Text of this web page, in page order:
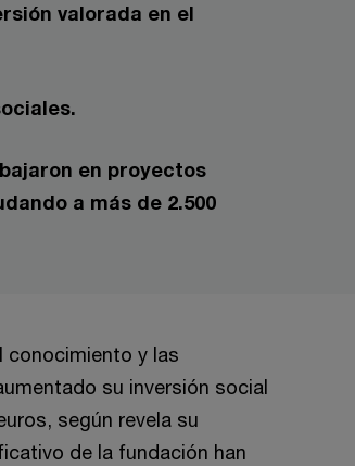
valorada en el
en proyectos
a más de 2.500
conocimiento y las
su inversión social
según revela su
de la fundación han